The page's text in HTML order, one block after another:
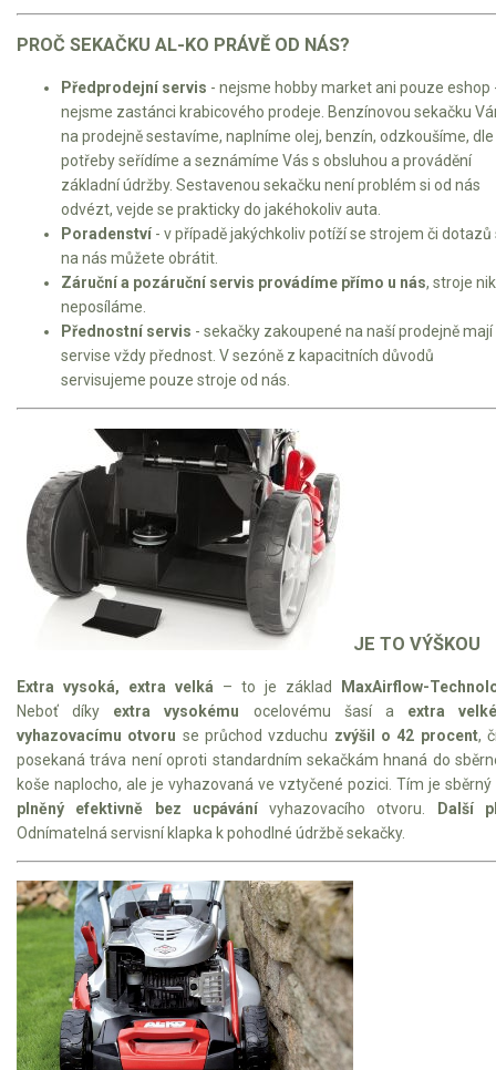
PROČ SEKAČKU AL-KO PRÁVĚ OD NÁS?
Předprodejní servis - nejsme hobby market ani pouze eshop
nejsme zastánci krabicového prodeje. Benzínovou sekačku
na prodejně sestavíme, naplníme olej, benzín, odzkoušíme, dle
potřeby seřídíme a seznámíme Vás s obsluhou a provádění
základní údržby. Sestavenou sekačku není problém si od nás
odvézt, vejde se prakticky do jakéhokoliv auta.
Poradenství - v případě jakýchkoliv potíží se strojem či dotazů
na nás můžete obrátit.
Záruční a pozáruční servis provádíme přímo u nás, stroje
neposíláme.
Přednostní servis - sekačky zakoupené na naší prodejně mají
servise vždy přednost. V sezóně z kapacitních důvodů
servisujeme pouze stroje od nás.
JE TO VÝŠKOU
Extra vysoká, extra velká – to je základ
MaxAirflow-
Neboť díky extra vysokému ocelovému šasí a extra
vyhazovacímu otvoru se průchod vzduchu zvýšil o 42 procent,
posekaná tráva není oproti standardním sekačkám hnaná do
koše naplocho, ale je vyhazovaná ve vztyčené pozici. Tím je sběrný
plněný efektivně bez ucpávánívyhazovacího otvoru.
Další
Odnímatelná servisní klapka k pohodlné údržbě sekačky.